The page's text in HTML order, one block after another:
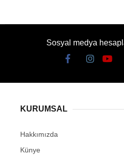
Sosyal medya
KURUMSAL
Hakkımızda
Künye